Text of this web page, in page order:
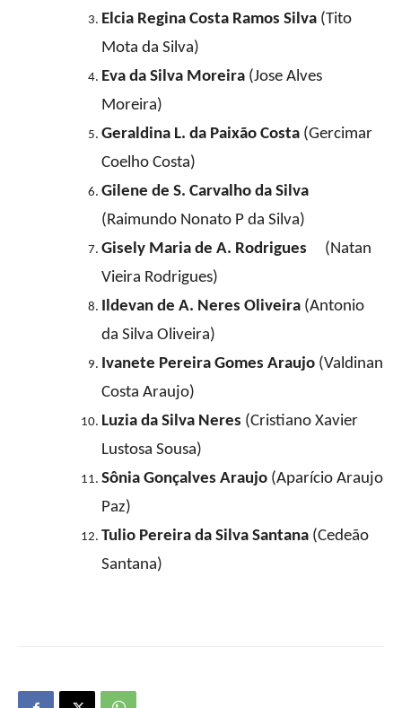
Elcia Regina Costa Ramos Silva (Tito
Mota da Silva)
Eva da Silva Moreira (Jose Alves
Moreira)
Geraldina L. da Paixão Costa (Gercimar
Coelho Costa)
Gilene de S. Carvalho da Silva
(Raimundo Nonato P da Silva)
Gisely Maria de A. Rodrigues
(Natan
Vieira Rodrigues)
Ildevan de A. Neres Oliveira (Antonio
da Silva Oliveira)
Ivanete Pereira Gomes Araujo (Valdinan
Costa Araujo)
Luzia da Silva Neres (Cristiano Xavier
Lustosa Sousa)
Sônia Gonçalves Araujo (Aparício Araujo
Paz)
Tulio Pereira da Silva Santana (Cedeão
Santana)